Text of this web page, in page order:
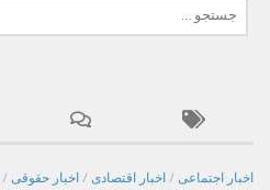
برای:
اخبار اجتماعی / اخبار اقتصادی / اخبار حقوقی /